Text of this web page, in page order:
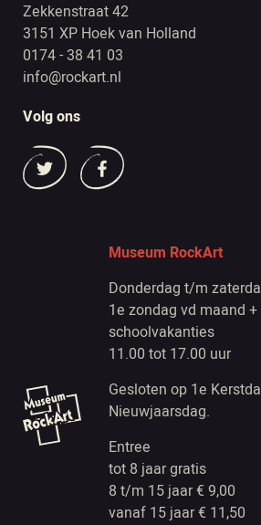
Zekkenstraat 42
3151 XP Hoek van Holland
0174 - 38 41 03
info@rockart.nl
Volg ons
Museum RockArt
Donderdag t/m
1e zondag vd maand
schoolvakanties
11.00 tot 17.00 uur
Gesloten op 1e
Nieuwjaarsdag.
Entree
tot 8 jaar gratis
8 t/m 15 jaar € 9,00
vanaf 15 jaar € 11,50